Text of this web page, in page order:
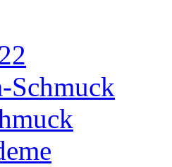
Schmuck